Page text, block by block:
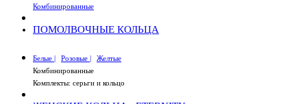
Комбинированные
ПОМОЛВОЧНЫЕ КОЛЬЦА
Белые | Розовые |
Желтые
Комбинированные
Комплекты: серьги и кольцо